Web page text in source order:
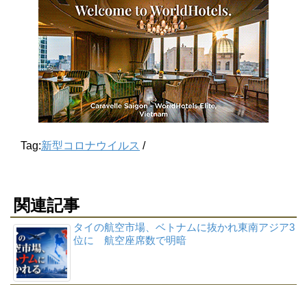
Tag:新型コロナウイルス /
関連記事
タイの航空市場、ベトナムに抜かれ東南アジア3
位に 航空座席数で明暗